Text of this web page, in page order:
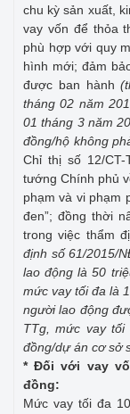
chu kỳ sản xuất,
vay vốn để thỏa
phù hợp với quy
hình mới; đảm
được ban hành
tháng 02 năm
01 tháng 3 năm
đồng/hộ không
Chỉ thị số 12/
tướng Chính phủ
phạm và vi phạm
đen”; đồng thời
trong việc thẩm
định số 61/2015/
lao động là 50
mức vay tối đa là
người lao động
TTg, mức vay
đồng/dự án cơ sở
* Đối với vay
đồng:
Mức vay tối đa